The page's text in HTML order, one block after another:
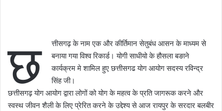
छ
त्तीसगढ़ के नाम एक और कीर्तिमान सेतुबंध आसन के माध्यम से
बनाया गया विश्व रिकार्ड। योगी साधीयो के हौसला बङाने
कार्यक्रम मे शामिल हुए छत्तीसगढ योग आयोग सदस्य रविन्द्र
सिंह जी।
छत्तीसगढ़ योग आयोग द्वारा लोगों को योग के महत्व के प्रति जागरूक करने और
स्वस्थ जीवन शैली के लिए प्रेरित करने के उद्देश्य से आज रायपुर के सरदार बलबीर